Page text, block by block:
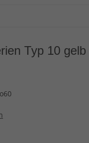
Typ 10